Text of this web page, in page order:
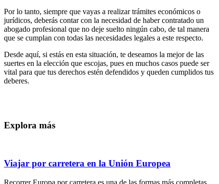
Por lo tanto, siempre que vayas a realizar trámites económicos o
jurídicos, deberás contar con la necesidad de haber contratado un
abogado profesional que no deje suelto ningún cabo, de tal manera
que se cumplan con todas las necesidades legales a este respecto.
Desde aquí, si estás en esta situación, te deseamos la mejor de las
suertes en la elección que escojas, pues en muchos casos puede ser
vital para que tus derechos estén defendidos y queden cumplidos tus
deberes.
Explora más
Viajar por carretera en la Unión Europea